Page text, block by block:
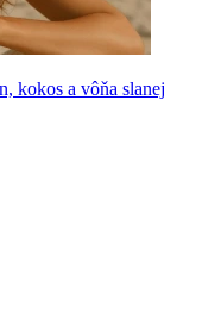
kokos a vôňa slanej